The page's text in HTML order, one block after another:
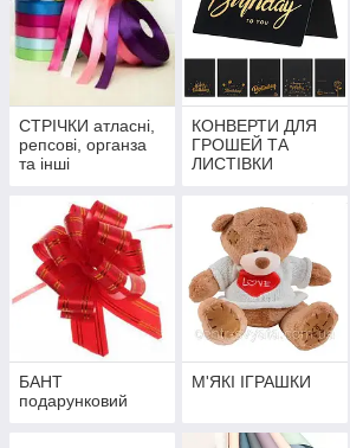
СТРІЧКИ атласні,
репсові, органза
та інші
КОНВЕРТИ ДЛЯ
ГРОШЕЙ ТА
ЛИСТІВКИ
БАНТ
подарунковий
М'ЯКІ ІГРАШКИ